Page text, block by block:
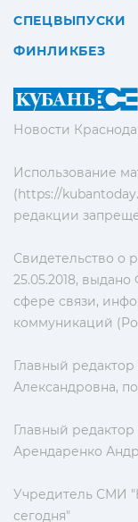
Новости
Использование
(https://
редакции
Свидетельство о
25.05.2018,
сфере связи,
коммуникаций
Главный
Александровна,
Главный редактор
Арендаренко
Учредитель СМИ
сегодня"
СПЕЦВЫПУСКИ
ФИНЛИКБЕЗ